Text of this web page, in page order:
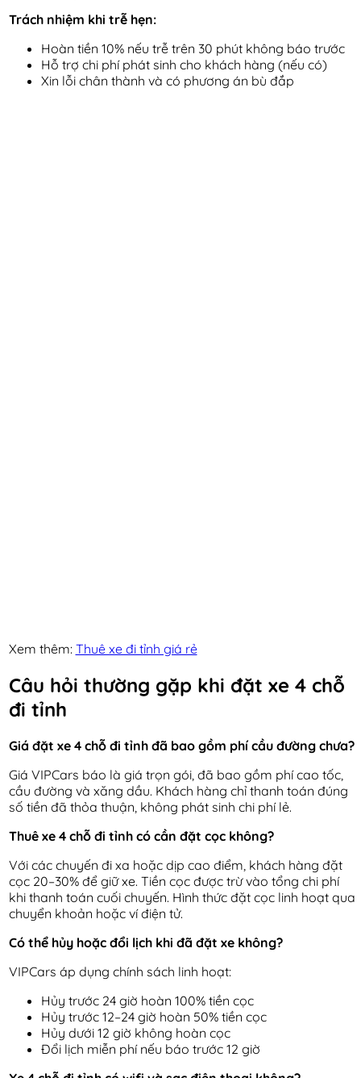
Trách nhiệm khi trễ hẹn:
Hoàn tiền 10% nếu trễ trên 30 phút không báo trước
Hỗ trợ chi phí phát sinh cho khách hàng (nếu có)
Xin lỗi chân thành và có phương án bù đắp
Xem thêm: Thuê xe đi tỉnh giá rẻ
Câu hỏi thường gặp khi đặt xe 4 chỗ
đi tỉnh
Giá đặt xe 4 chỗ đi tỉnh đã bao gồm phí cầu đường chưa?
Giá VIPCars báo là giá trọn gói, đã bao gồm phí cao tốc,
cầu đường và xăng dầu. Khách hàng chỉ thanh toán đúng
số tiền đã thỏa thuận, không phát sinh chi phí lẻ.
Thuê xe 4 chỗ đi tỉnh có cần đặt cọc không?
Với các chuyến đi xa hoặc dịp cao điểm, khách hàng đặt
cọc 20–30% để giữ xe. Tiền cọc được trừ vào tổng chi phí
khi thanh toán cuối chuyến. Hình thức đặt cọc linh hoạt qua
chuyển khoản hoặc ví điện tử.
Có thể hủy hoặc đổi lịch khi đã đặt xe không?
VIPCars áp dụng chính sách linh hoạt:
Hủy trước 24 giờ hoàn 100% tiền cọc
Hủy trước 12–24 giờ hoàn 50% tiền cọc
Hủy dưới 12 giờ không hoàn cọc
Đổi lịch miễn phí nếu báo trước 12 giờ